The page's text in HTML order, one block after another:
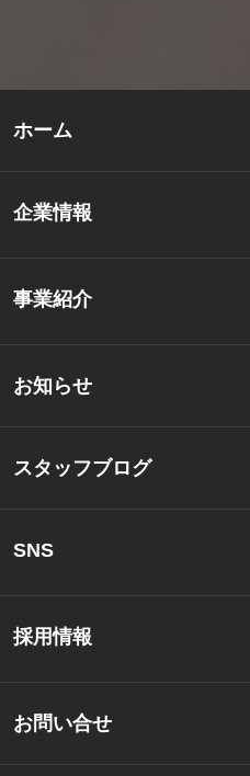
ホーム
企業情報
事業紹介
お知らせ
スタッフブログ
SNS
採用情報
お問い合せ